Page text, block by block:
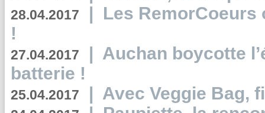
28.04.2017 | Les RemorCoeurs
!
27.04.2017 | Auchan boycotte
batterie !
25.04.2017 | Avec Veggie Bag,